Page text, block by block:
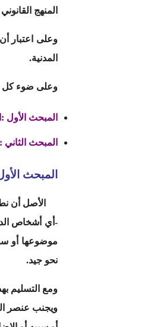
المنهج
وعلى اعتبار
المدنية.
وعلى ضوء كل
المبحث الأول :
المبحث الثاني :
المبحث
الأصل أن
-أي أشخاص
موضوعها أو
نحو جيد.
ومع التسليم
ويجنب عنصر